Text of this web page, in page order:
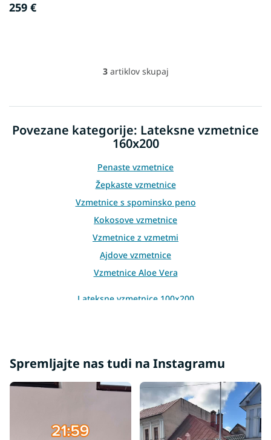
259 €
L
t
n
g
o
n
t
r
l
s
3artiklov skupaj
Povezane kategorije: Lateksne vzmetnice
160x200
Penaste vzmetnice
Žepkaste vzmetnice
Vzmetnice s spominsko peno
Kokosove vzmetnice
Vzmetnice z vzmetmi
Ajdove vzmetnice
Vzmetnice Aloe Vera
Lateksne vzmetnice 100x200
Spremljajte nas tudi na Instagramu